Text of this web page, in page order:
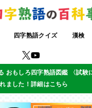
四字熟語クイズ 漢検
おもしろ四字熟語図鑑 〈試験
ました！詳細はこちら